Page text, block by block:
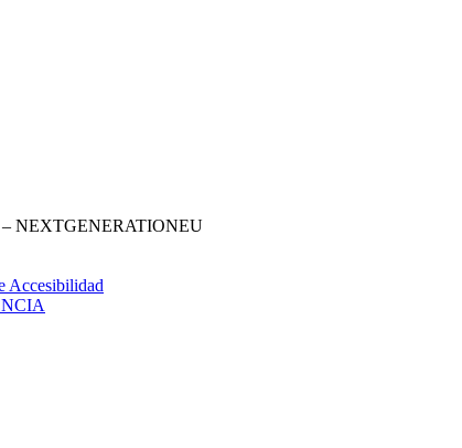
NEXTGENERATIONEU
Accesibilidad